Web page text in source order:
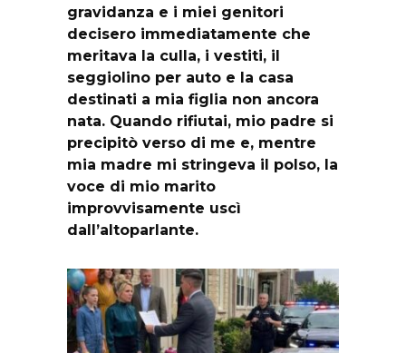
gravidanza e i miei genitori
decisero immediatamente che
meritava la culla, i vestiti, il
seggiolino per auto e la casa
destinati a mia figlia non ancora
nata. Quando rifiutai, mio padre si
precipitò verso di me e, mentre
mia madre mi stringeva il polso, la
voce di mio marito
improvvisamente uscì
dall’altoparlante.